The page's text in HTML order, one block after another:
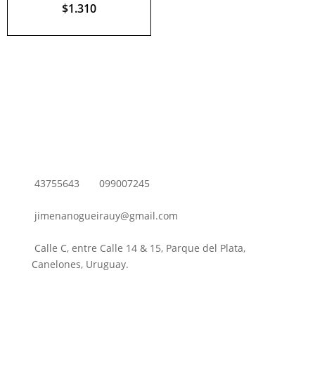
$1.310
43755643 099007245
jimenanogueirauy@gmail.com
Calle C, entre Calle 14 & 15, Parque del Plata,
Canelones, Uruguay.